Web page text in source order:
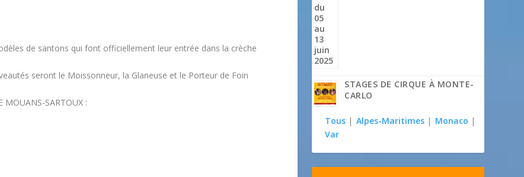
de santons qui font officiellement leur entrée dans la crèche
seront le Moissonneur, la Glaneuse et le Porteur de Foin
MOUANS-SARTOUX :
STAGES DE CIRQUE À MONTE-
CARLO
Tous | Alpes-Maritimes | Monaco |
Var